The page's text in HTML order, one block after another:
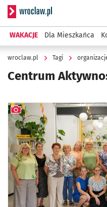
Serwis
WAKACJE Dla Mieszkańca
wroclaw.pl Tagi
Centrum